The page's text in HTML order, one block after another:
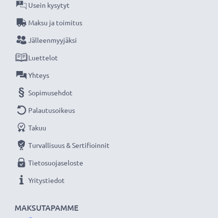
ruuvimeisseleihin, ruohonleikkureihin ja
sähkösahoihin.
★ 3 vuoden takuu ★
Olemme vuonna 2004 perustettu kansainvälinen
verkkokauppa, joka tarjoaa laadukkaita tuotteita, ja
siksi tarjoamme 36 kuukauden takuun!
MAKSUTAPAMME
Usein kysytyt
Maksu ja toimitus
Jälleenmyyjäksi
Luettelot
Yhteys
Sopimusehdot
Palautusoikeus
Takuu
Turvallisuus & Sertifioinnit
Tietosuojaseloste
Yritystiedot